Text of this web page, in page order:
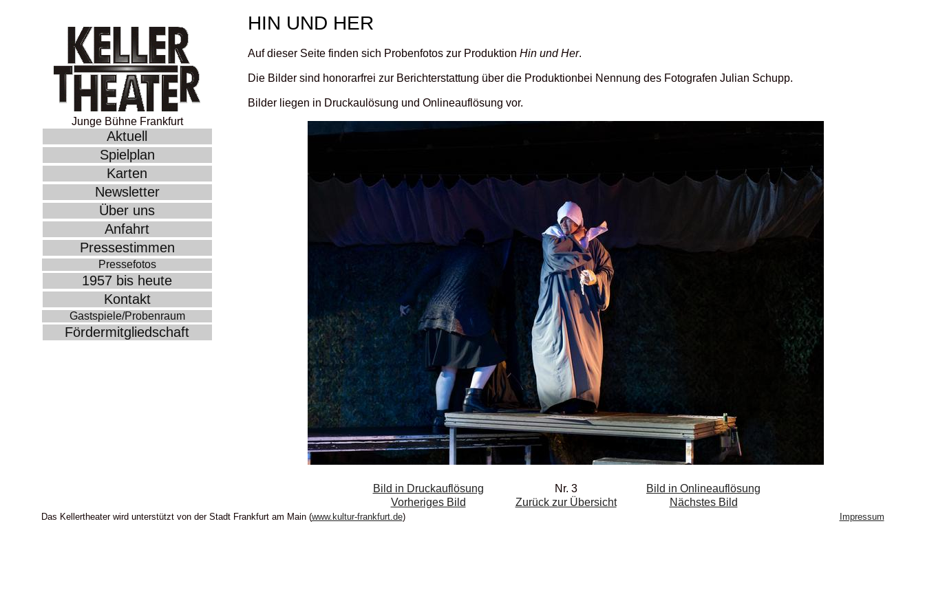
Junge Bühne Frankfurt
Aktuell
Spielplan
Karten
Newsletter
Über uns
Anfahrt
Pressestimmen
Pressefotos
1957 bis heute
Kontakt
Gastspiele/Probenraum
Fördermitgliedschaft
HIN UND HER
Auf dieser Seite finden sich Probenfotos zur Produktion Hin und Her.
Die Bilder sind honorarfrei zur Berichterstattung über die Produktionbei Nennung des Fotografen Julian Schupp.
Bilder liegen in Druckaulösung und Onlineauflösung vor.
Bild in Druckauflösung Nr. 3
Bild in Onlineauflösung
Vorheriges Bild
Zurück zur Übersicht Nächstes Bild
Das Kellertheater wird unterstützt von der Stadt Frankfurt am Main (www.kultur-frankfurt.de) Impressum